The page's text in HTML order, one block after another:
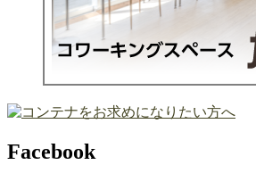
Facebook